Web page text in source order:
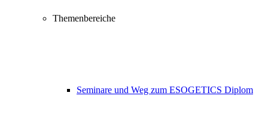
Themenbereiche
Seminare und Weg zum ESOGETICS Diplom